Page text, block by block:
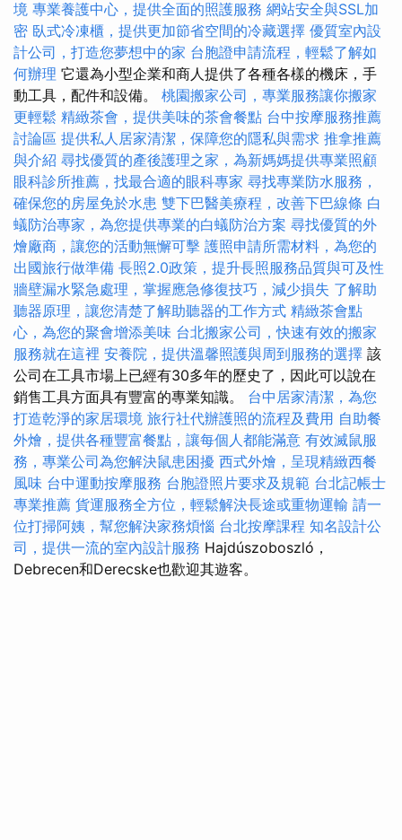
境 專業養護中心，提供全面的照護服務 網站安全與SSL加
密 臥式冷凍櫃，提供更加節省空間的冷藏選擇 優質室內設
計公司，打造您夢想中的家 台胞證申請流程，輕鬆了解如
何辦理 它還為小型企業和商人提供了各種各樣的機床，手
動工具，配件和設備。 桃園搬家公司，專業服務讓你搬家
更輕鬆 精緻茶會，提供美味的茶會餐點 台中按摩服務推薦
討論區 提供私人居家清潔，保障您的隱私與需求 推拿推薦
與介紹 尋找優質的產後護理之家，為新媽媽提供專業照顧
眼科診所推薦，找最合適的眼科專家 尋找專業防水服務，
確保您的房屋免於水患 雙下巴醫美療程，改善下巴線條 白
蟻防治專家，為您提供專業的白蟻防治方案 尋找優質的外
燴廠商，讓您的活動無懈可擊 護照申請所需材料，為您的
出國旅行做準備 長照2.0政策，提升長照服務品質與可及性
牆壁漏水緊急處理，掌握應急修復技巧，減少損失 了解助
聽器原理，讓您清楚了解助聽器的工作方式 精緻茶會點
心，為您的聚會增添美味 台北搬家公司，快速有效的搬家
服務就在這裡 安養院，提供溫馨照護與周到服務的選擇 該
公司在工具市場上已經有30多年的歷史了，因此可以說在
銷售工具方面具有豐富的專業知識。 台中居家清潔，為您
打造乾淨的家居環境 旅行社代辦護照的流程及費用 自助餐
外燴，提供各種豐富餐點，讓每個人都能滿意 有效滅鼠服
務，專業公司為您解決鼠患困擾 西式外燴，呈現精緻西餐
風味 台中運動按摩服務 台胞證照片要求及規範 台北記帳士
專業推薦 貨運服務全方位，輕鬆解決長途或重物運輸 請一
位打掃阿姨，幫您解決家務煩惱 台北按摩課程 知名設計公
司，提供一流的室內設計服務 Hajdúszoboszló，
Debrecen和Derecske也歡迎其遊客。